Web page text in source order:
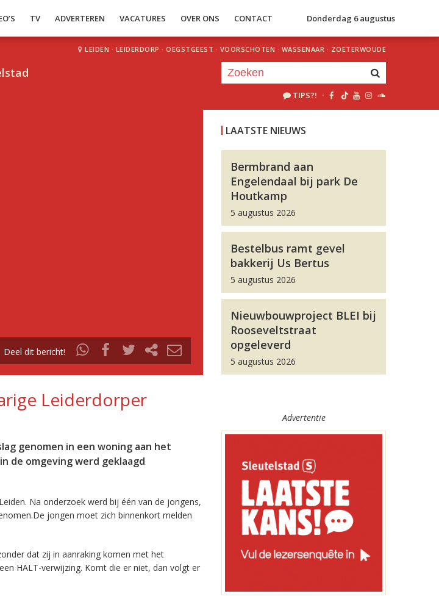
TV ADVERTEREN VACATURES OVER ONS CONTACT Donderdag 6 augustus
LEIDEN · LEIDERDORP · OEGSTGEEST · VOORSCHOTEN · WASSENAAR · ZOETERWOUDE
TIPS?! ·
Deel dit bericht!
Leiderdorper
genomen in een woning aan het
de omgeving werd geklaagd
Na onderzoek werd bij één van de jongens,
jongen moet zich binnenkort melden
dat zij in aanraking komen met het
HALT-verwijzing. Komt die er niet, dan volgt er
LAATSTE NIEUWS
Bermbrand aan
Engelendaal bij park De
Houtkamp
5 augustus 2026
Bestelbus ramt gevel
bakkerij Us Bertus
5 augustus 2026
Nieuwbouwproject BLEI bij
Rooseveltstraat
opgeleverd
5 augustus 2026
Advertentie